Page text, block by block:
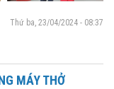
Thứ ba, 23/04/2024 - 08:37
MÁY THỞ